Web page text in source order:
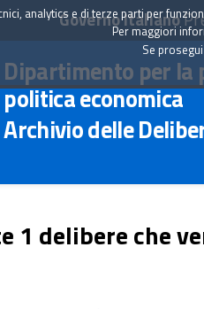
Governo Italiano
Dipartimento per la
politica economica
Archivio delle
1 delibere che
analytics e di terze parti per
Per maggiori
Se